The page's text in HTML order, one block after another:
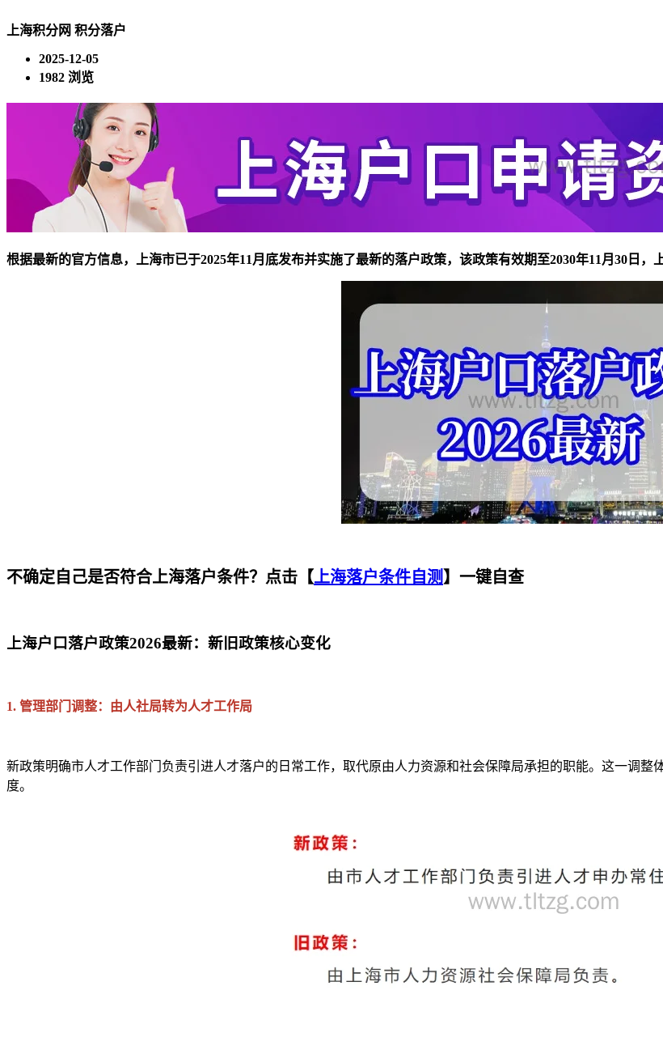
上海积分网 积分落户
2025-12-05
1982 浏览
根据最新的官方信息，上海市已于2025年11月底发布并实施了最新的落户政策，该政策有效期至2030年11月30日，
不确定自己是否符合上海落户条件？点击【上海落户条件自测】一键自查
上海户口落户政策2026最新：新旧政策核心变化
1. 管理部门调整：由人社局转为人才工作局
新政策明确市人才工作部门负责引进人才落户的日常工作，取代原由人力资源和社会保障局承担的职能。这一调
度。